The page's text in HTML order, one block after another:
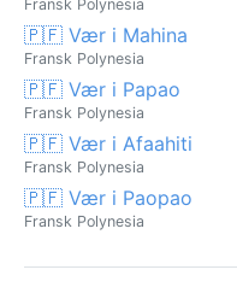
Fransk Polynesia
🇵🇫 Vær i Mahina
Fransk Polynesia
🇵🇫 Vær i Papao
Fransk Polynesia
🇵🇫 Vær i Afaahiti
Fransk Polynesia
🇵🇫 Vær i Paopao
Fransk Polynesia